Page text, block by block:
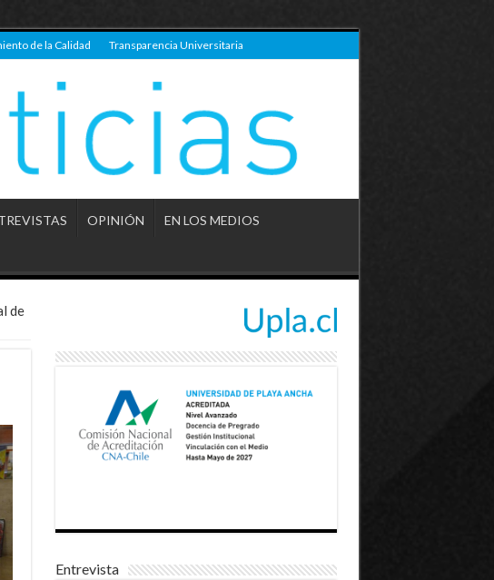
de la Calidad Transparencia Universitaria
OPINIÓN EN LOS MEDIOS
de
Entrevista